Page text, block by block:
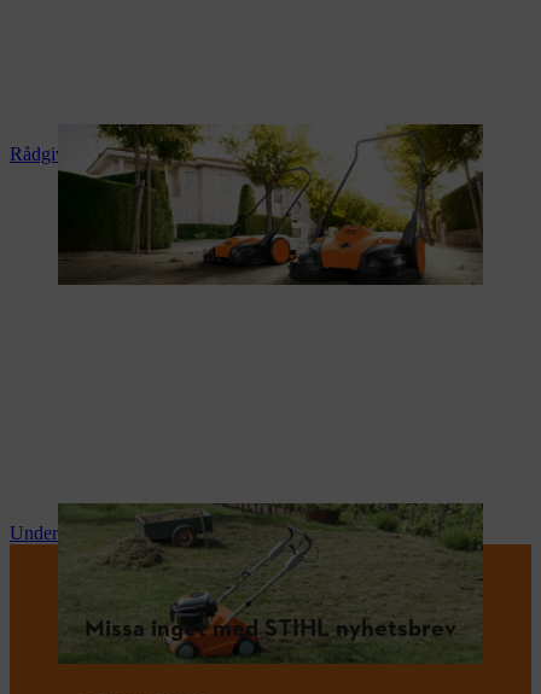
Rådgivning och produktanvisningar
Underhåll och reparationer
Missa inget med STIHL nyhetsbrev